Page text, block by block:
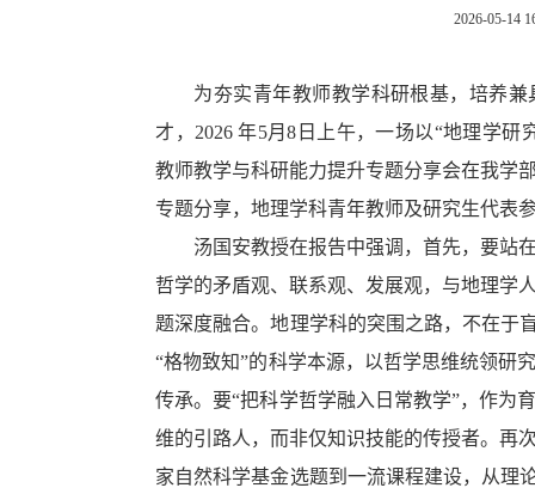
2026-05-14
为夯实青年教师教学科研根基，培养
才， 2026年5月8 日上午，一场以“地理学研
教师教学与科研能力提升专题分享会在我学
专题分享，地理学科青年教师及研究生代表
汤国安教授在报告中强调，首先，要站
哲学的矛盾观、联系观、发展观，与地理学
题深度融合。地理学科的突围之路，不在于
“格物致知”的科学本源，以哲学思维统领研
传承。要“把科学哲学融入日常教学”，作为
维的引路人，而非仅知识技能的传授者。再
家自然科学基金选题到一流课程建设，从理